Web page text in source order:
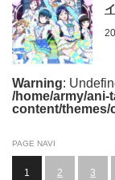
Warning:
/home/army/
content/themes/
PAGE NAVI
1 2 3